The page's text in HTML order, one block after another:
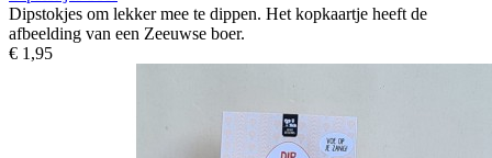
Dipstokjes om lekker mee te dippen. Het kopkaartje heeft de
afbeelding van een Zeeuwse boer.
€ 1,95